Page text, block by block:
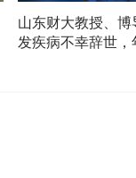
山东财大教授、
发疾病不幸辞世，